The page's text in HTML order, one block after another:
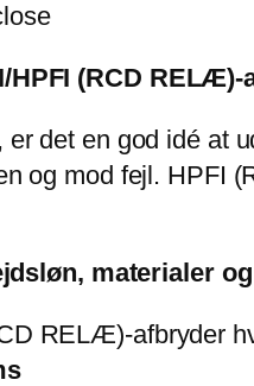
(RCD
er det en god idé
og mod fejl. HPFI
materialer
RELÆ)-afbryder